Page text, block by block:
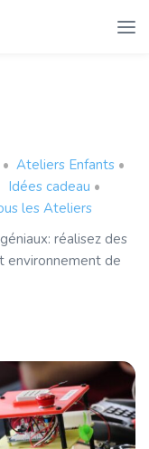
• Ateliers Enfants •
Idées cadeau •
les Ateliers
réalisez des
environnement de